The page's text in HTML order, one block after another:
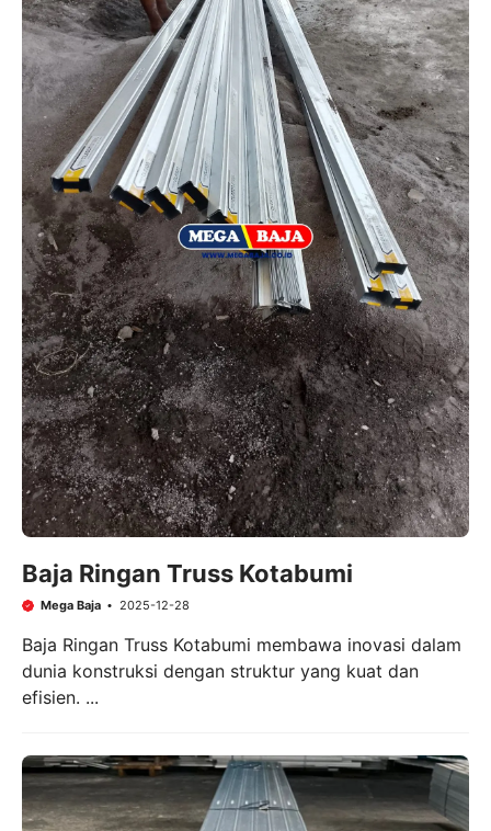
Baja Ringan Truss Kotabumi
Mega Baja 2025-12-28
Baja Ringan Truss Kotabumi membawa inovasi dalam
dunia konstruksi dengan struktur yang kuat dan
efisien. ...